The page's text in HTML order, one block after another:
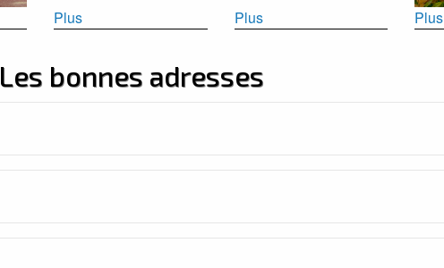
Plus Plus Plus
Les bonnes adresses